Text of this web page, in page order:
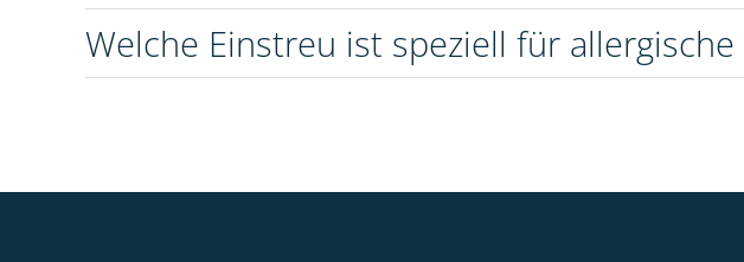
Welche Einstreu ist speziell für